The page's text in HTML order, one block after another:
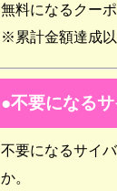
無料になるクー
※累計金額達成以
不要になる
不要になるサイ
か。